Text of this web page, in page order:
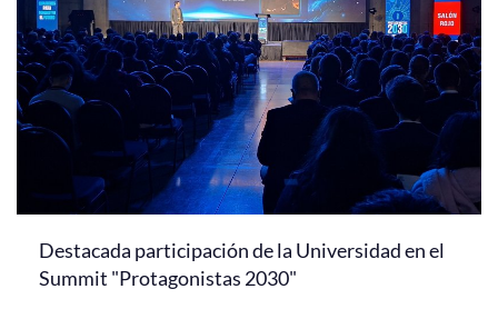
Destacada participación de la Universidad en el
Summit "Protagonistas 2030"